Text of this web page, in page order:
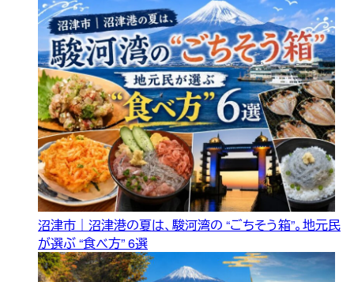
沼津市｜沼津港の夏は、駿河湾の “ごちそう箱”。地元民
が選ぶ “食べ方” 6選